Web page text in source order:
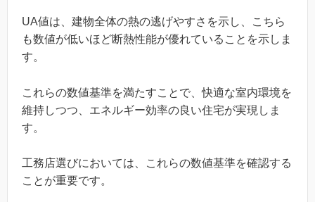
UA値は、建物全体の熱の逃げやすさを示し、こちら
も数値が低いほど断熱性能が優れていることを示しま
す。
これらの数値基準を満たすことで、快適な室内環境を
維持しつつ、エネルギー効率の良い住宅が実現しま
す。
工務店選びにおいては、これらの数値基準を確認する
ことが重要です。